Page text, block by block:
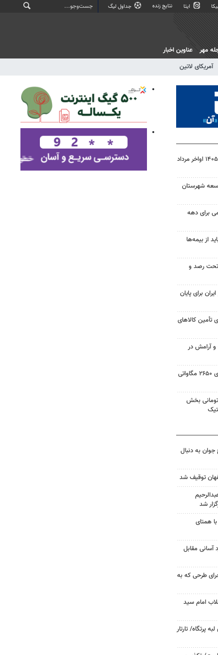
ایتا نتایج زنده جداول لیگ
آمریکای لاتین
مهر عناوین اخبار
نتایج نهایی آزمون دکتری سال ۱۴۰۵ اواخر مرداد
شهرستان
برای دهه
از بیمه‌ها
تحت رصد و
برای پایان
تأمین کالاهای
و آرامش در
حسینی: ایجاد نیروگاه خورشیدی ۲۶۵۰ مگاواتی
تومانی بخش
به دنبال
شد
همتای
آسانی مقابل
طرحی که به
امام سید
پرتگاه/ تارتار